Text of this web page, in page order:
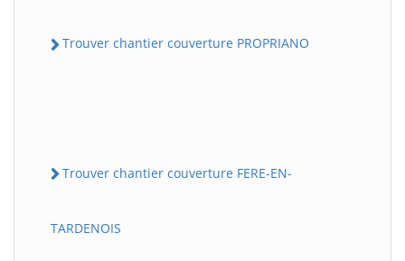
Trouver chantier couverture PROPRIANO
Trouver chantier couverture FERE-EN-
TARDENOIS